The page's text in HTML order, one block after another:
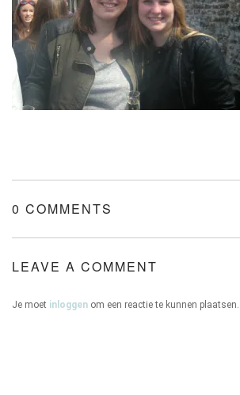
LEDEN
0 COMMENTS
LEAVE A COMMENT
Je moet inloggen om een reactie te kunnen plaatsen.